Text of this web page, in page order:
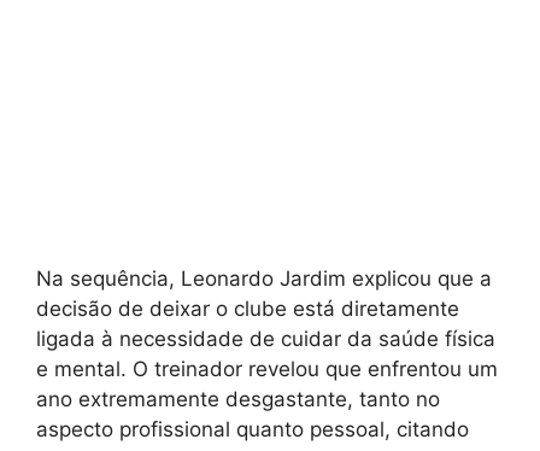
Na sequência, Leonardo Jardim explicou que a
decisão de deixar o clube está diretamente
ligada à necessidade de cuidar da saúde física
e mental. O treinador revelou que enfrentou um
ano extremamente desgastante, tanto no
aspecto profissional quanto pessoal, citando